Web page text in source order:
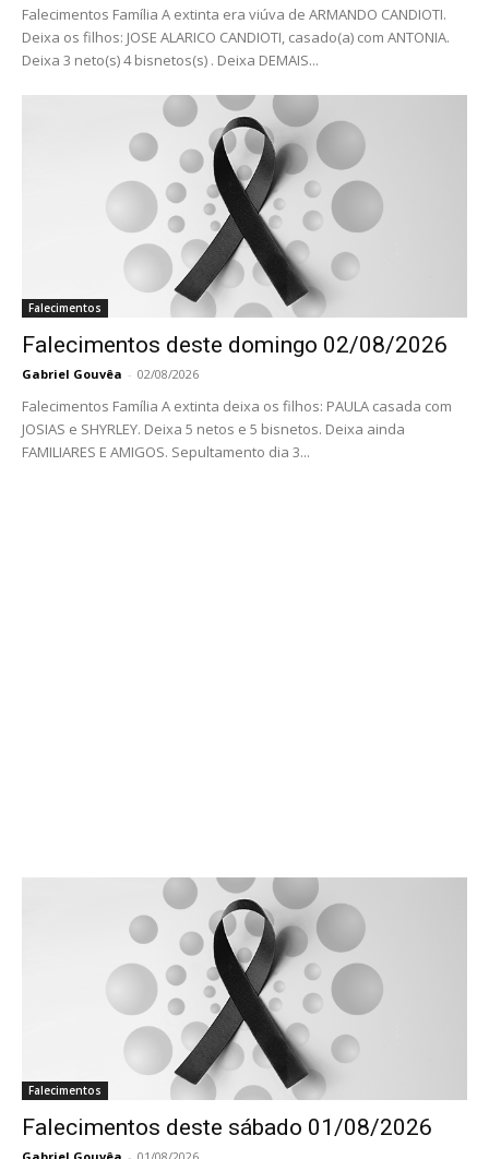
Falecimentos Família A extinta era viúva de ARMANDO CANDIOTI.
Deixa os filhos: JOSE ALARICO CANDIOTI, casado(a) com ANTONIA.
Deixa 3 neto(s) 4 bisnetos(s) . Deixa DEMAIS...
Falecimentos
Falecimentos deste domingo 02/08/2026
Gabriel Gouvêa - 02/08/2026
Falecimentos Família A extinta deixa os filhos: PAULA casada com
JOSIAS e SHYRLEY. Deixa 5 netos e 5 bisnetos. Deixa ainda
FAMILIARES E AMIGOS. Sepultamento dia 3...
Falecimentos
Falecimentos deste sábado 01/08/2026